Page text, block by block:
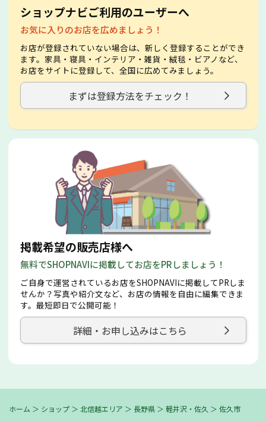
ショップナビご利用のユーザーへ
お気に入りのお店を広めましょう！
お店が登録されていない場合は、新しく登録することができ
ます。家具・寝具・インテリア・雑貨・絨毯・ビアノなど、
お店をサイトに登録して、全国に広めてみましょう。
まずは登録方法をチェック！
掲載希望の販売店様へ
無料でSHOPNAVIに掲載してお店をPRしましょう！
ご自身で運営されているお店をSHOPNAVIに掲載してPRしま
せんか？写真や紹介文など、お店の情報を自由に編集できま
す。最短即日で公開可能！
詳細・お申し込みはこちら
ホーム ＞ ショップ ＞ 北信越エリア ＞ 長野県 ＞ 軽井沢・佐久 ＞ 佐久市